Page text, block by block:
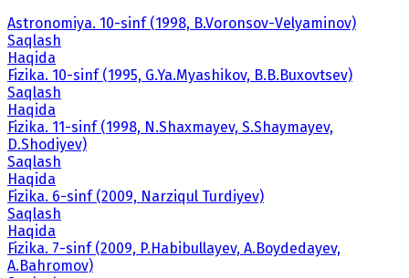
Astronomiya. 10-sinf (1998, B.Voronsov-Velyaminov)
Saqlash
Haqida
Fizika. 10-sinf (1995, G.Ya.Myashikov, B.B.Buxovtsev)
Saqlash
Haqida
Fizika. 11-sinf (1998, N.Shaxmayev, S.Shaymayev,
D.Shodiyev)
Saqlash
Haqida
Fizika. 6-sinf (2009, Narziqul Turdiyev)
Saqlash
Haqida
Fizika. 7-sinf (2009, P.Habibullayev, A.Boydedayev,
A.Bahromov)